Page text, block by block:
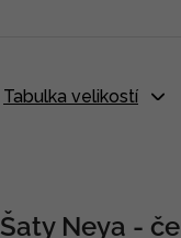
Tabulka velikostí
Šaty Neya -